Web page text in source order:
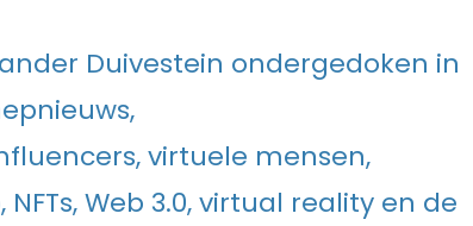
Duivestein ondergedoken in
virtuele mensen,
Web 3.0, virtual reality en de